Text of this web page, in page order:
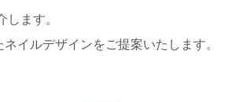
ます。
イルデザインをご提案いたします。